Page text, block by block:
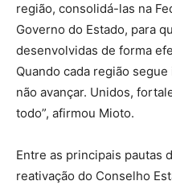
região, consolidá-las na
Governo do Estado, para
desenvolvidas de forma
Quando cada região
não avançar. Unidos,
todo”, afirmou Mioto.
Entre as principais pautas
reativação do Conselho